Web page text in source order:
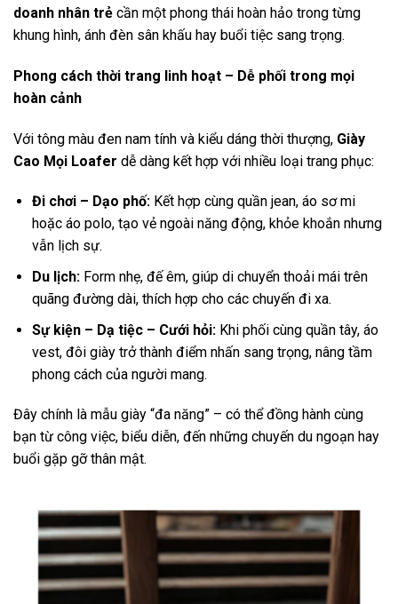
doanh nhân trẻ cần một phong thái hoàn hảo trong từng
khung hình, ánh đèn sân khấu hay buổi tiệc sang trọng.
Phong cách thời trang linh hoạt – Dễ phối trong mọi
hoàn cảnh
Với tông màu đen nam tính và kiểu dáng thời thượng, Giày
Cao Mọi Loafer dễ dàng kết hợp với nhiều loại trang phục:
Đi chơi – Dạo phố:Kết hợp cùng quần jean, áo sơ mi
hoặc áo polo, tạo vẻ ngoài năng động, khỏe khoắn nhưng
vẫn lịch sự.
Du lịch:Form nhẹ, đế êm, giúp di chuyển thoải mái trên
quãng đường dài, thích hợp cho các chuyến đi xa.
Sự kiện – Dạ tiệc – Cưới hỏi:Khi phối cùng quần tây, áo
vest, đôi giày trở thành điểm nhấn sang trọng, nâng tầm
phong cách của người mang.
Đây chính là mẫu giày “đa năng” – có thể đồng hành cùng
bạn từ công việc, biểu diễn, đến những chuyến du ngoạn hay
buổi gặp gỡ thân mật.